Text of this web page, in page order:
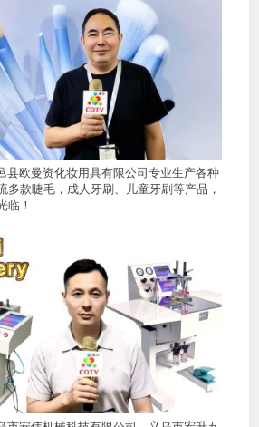
县欧曼资化妆用具有限公司专业生产各种
多款睫毛，成人牙刷、儿童牙刷等产品，
临！